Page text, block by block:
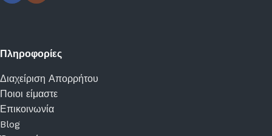
Πληροφορίες
Διαχείριση Απορρήτου
Ποιοι είμαστε
Επικοινωνία
Blog